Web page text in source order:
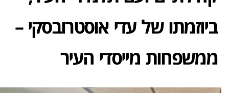
ביוזמתו של עדי אוסטרובסקי –
ממשפחות מייסדי העיר